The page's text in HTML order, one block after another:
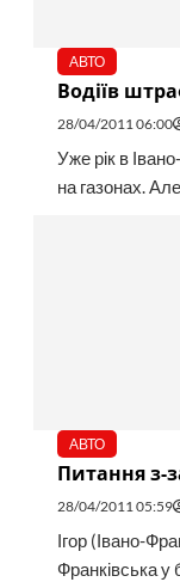
АВТО
Водіїв
28/04/2011 06:00
Уже рік в
на газонах.
АВТО
Питання з-
28/04/2011 05:59
Ігор (Івано-
Франківська у